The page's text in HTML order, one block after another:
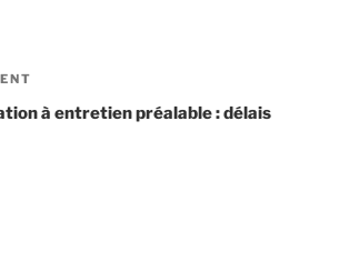
à entretien préalable : délais